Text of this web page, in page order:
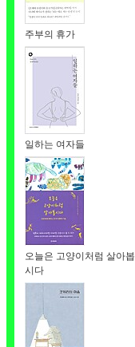
주부의 휴가
일하는 여자들
오늘은 고양이처럼 살아봅
시다